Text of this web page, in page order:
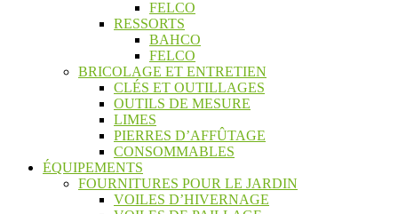
FELCO
RESSORTS
BAHCO
FELCO
BRICOLAGE ET ENTRETIEN
CLÉS ET OUTILLAGES
OUTILS DE MESURE
LIMES
PIERRES D’AFFÛTAGE
CONSOMMABLES
ÉQUIPEMENTS
FOURNITURES POUR LE JARDIN
VOILES D’HIVERNAGE